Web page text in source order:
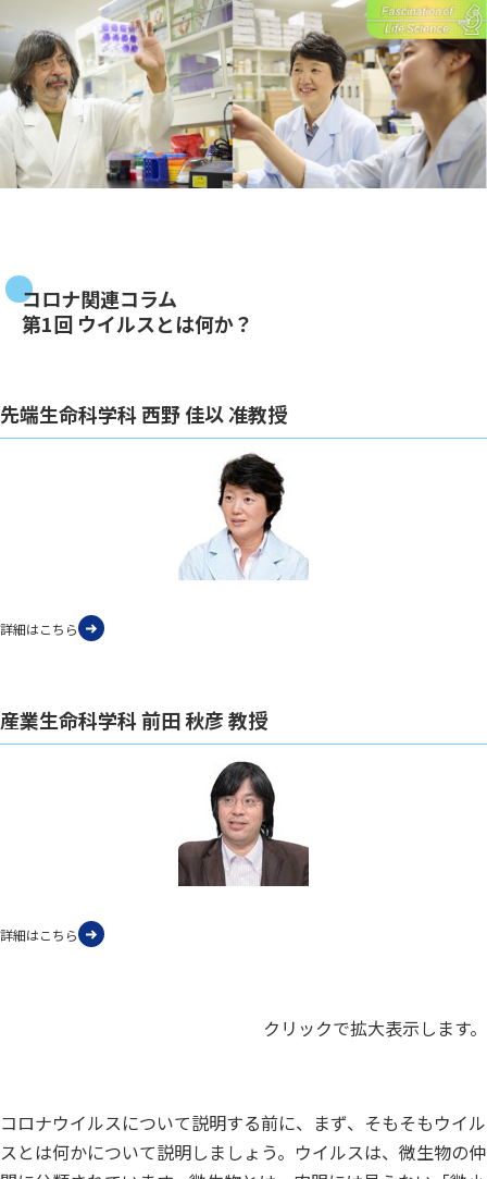
コロナ関連コラム
第1回 ウイルスとは何か？
先端生命科学科 西野 佳以 准教授
詳細はこちら
産業生命科学科 前田 秋彦 教授
詳細はこちら
クリックで拡大表示します。
コロナウイルスについて説明する前に、まず、そもそもウイル
スとは何かについて説明しましょう。ウイルスは、微生物の仲